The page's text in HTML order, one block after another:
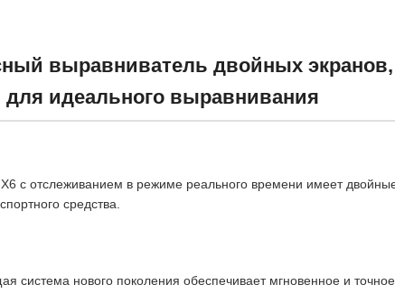
выравниватель двойных
идеального выравнивания
с отслеживанием в режиме реального времени имеет
средства.
система нового поколения обеспечивает мгновенное и